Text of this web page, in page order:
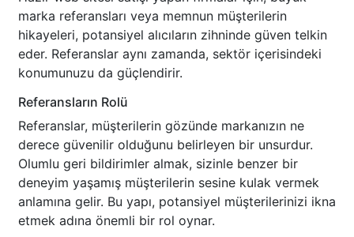
marka referansları veya memnun müşterilerin
hikayeleri, potansiyel alıcıların zihninde güven telkin
eder. Referanslar aynı zamanda, sektör içerisindeki
konumunuzu da güçlendirir.
Referansların Rolü
Referanslar, müşterilerin gözünde markanızın ne
derece güvenilir olduğunu belirleyen bir unsurdur.
Olumlu geri bildirimler almak, sizinle benzer bir
deneyim yaşamış müşterilerin sesine kulak vermek
anlamına gelir. Bu yapı, potansiyel müşterilerinizi ikna
etmek adına önemli bir rol oynar.